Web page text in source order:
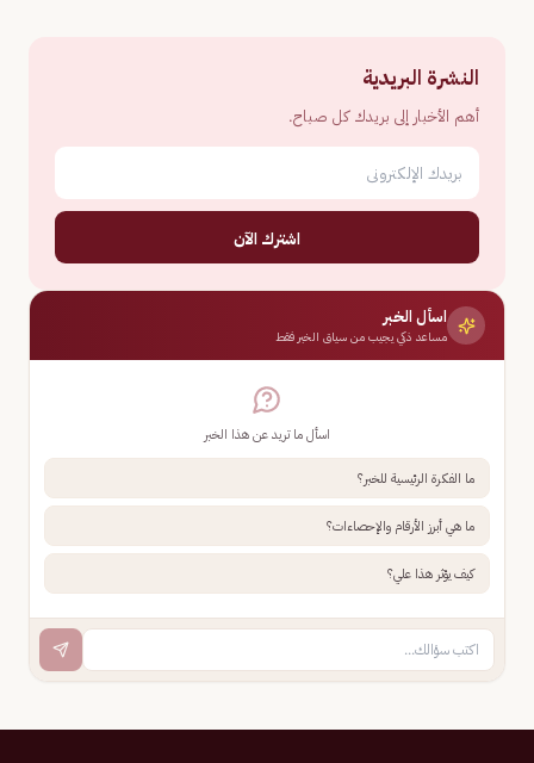
النشرة البريدية
أهم الأخبار إلى بريدك كل صباح.
اشترك الآن
اسأل الخبر
مساعد ذكي يجيب من سياق الخبر فقط
اسأل ما تريد عن هذا الخبر
ما الفكرة الرئيسية للخبر؟
ما هي أبرز الأرقام والإحصاءات؟
كيف يؤثر هذا علي؟